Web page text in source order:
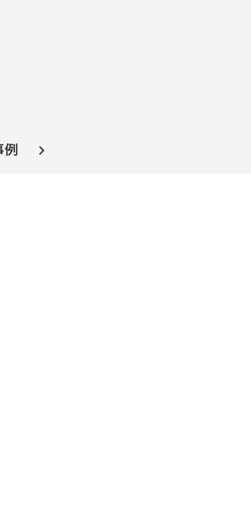
例 keyboard_arrow_right